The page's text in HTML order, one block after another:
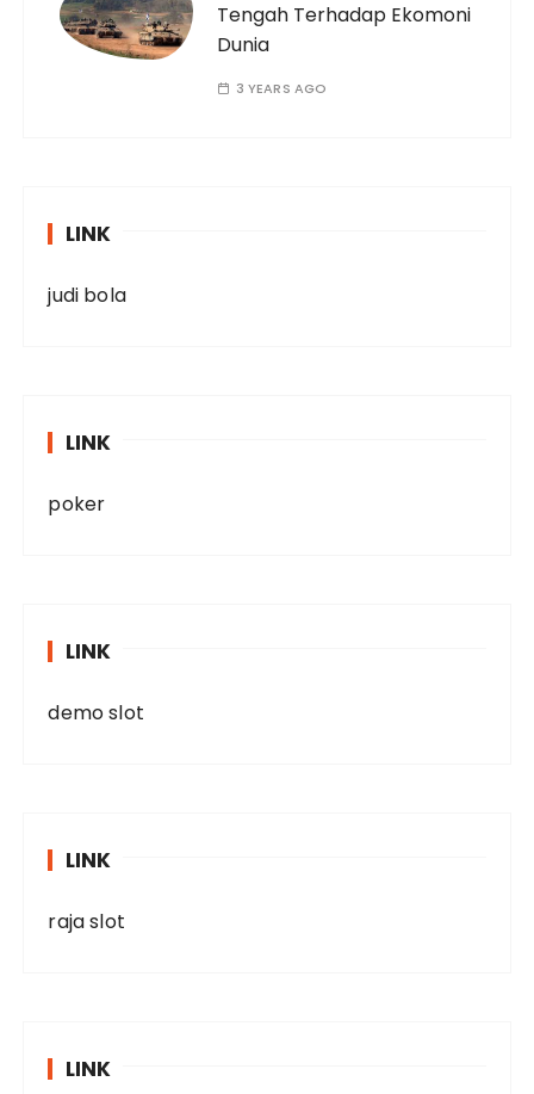
Tengah Terhadap Ekomoni
Dunia
3 YEARS AGO
LINK
judi bola
LINK
poker
LINK
demo slot
LINK
raja slot
LINK